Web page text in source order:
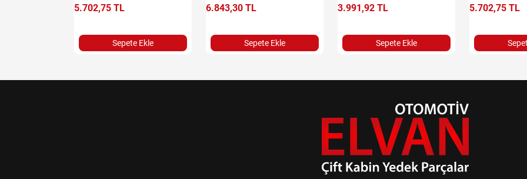
5.702,75 TL
Sepete Ekle
6.843,30 TL
Sepete Ekle
3.991,92 TL
Sepete Ekle
5.702,75 TL